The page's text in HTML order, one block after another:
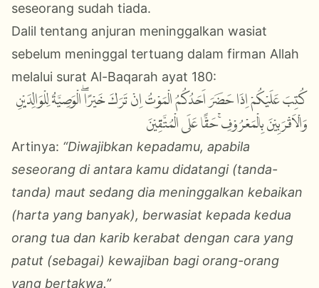
seseorang sudah tiada.
Dalil tentang anjuran meninggalkan wasiat
sebelum meninggal tertuang dalam firman Allah
melalui surat Al-Baqarah ayat 180:
كُتِبَ عَلَيْكُمْ اِذَا حَضَرَ اَحَدُكُمُ الْمَوْتُ اِنْ تَرَكَ خَيْرًاۖ الْوَصِيَّةُ لِلْوَالِدَيْنِ
وَالْاَقْرَبِيْنَ بِالْمَعْرُوْفِۚ حَقًّا عَلَى الْمُتَّقِيْنَ
Artinya: “Diwajibkan kepadamu, apabila
seseorang di antara kamu didatangi (tanda-
tanda) maut sedang dia meninggalkan kebaikan
(harta yang banyak), berwasiat kepada kedua
orang tua dan karib kerabat dengan cara yang
patut (sebagai) kewajiban bagi orang-orang
yang bertakwa.”